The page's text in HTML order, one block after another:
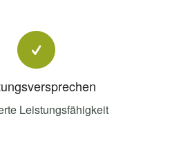
Leistungsfähigkeit